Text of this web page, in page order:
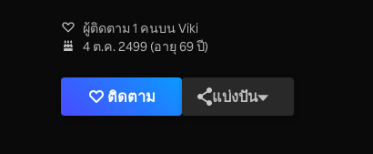
ผู้ติดตาม 1 คนบน Viki
4 ต.ค. 2499 (อายุ 69 ปี)
ติดตาม แบ่งปัน